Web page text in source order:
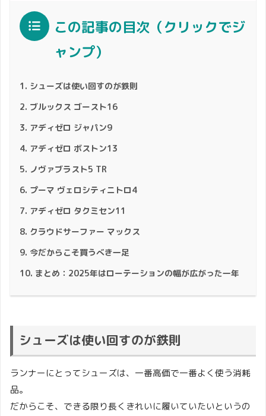
この記事の目次（クリックでジ
ャンプ）
シューズは使い回すのが鉄則
ブルックス ゴースト16
アディゼロ ジャパン9
アディゼロ ボストン13
ノヴァブラスト5 TR
プーマ ヴェロシティニトロ4
アディゼロ タクミセン11
クラウドサーファー マックス
今だからこそ買うべき一足
まとめ：2025年はローテーションの幅が広がった一年
シューズは使い回すのが鉄則
ランナーにとってシューズは、一番高価で一番よく使う消耗
品。
だからこそ、できる限り長くきれいに履いていたいというの